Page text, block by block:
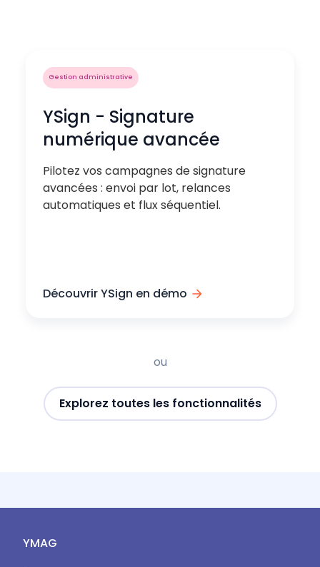
Gestion administrative
YSign - Signature
numérique avancée
Pilotez vos campagnes de signature
avancées : envoi par lot, relances
automatiques et flux séquentiel.
Découvrir YSign en démo
ou
Explorez toutes les fonctionnalités
YMAG